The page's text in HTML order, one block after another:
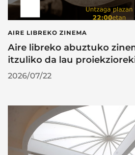
AIRE LIBREKO ZINEMA
Aire libreko abuztuko
itzuliko da lau
2026/07/22